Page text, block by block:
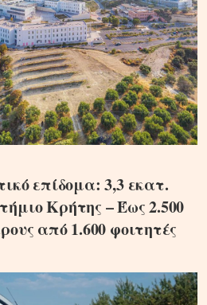
επίδομα: 3,3 εκατ.
Κρήτης – Έως 2.500
από 1.600 φοιτητές